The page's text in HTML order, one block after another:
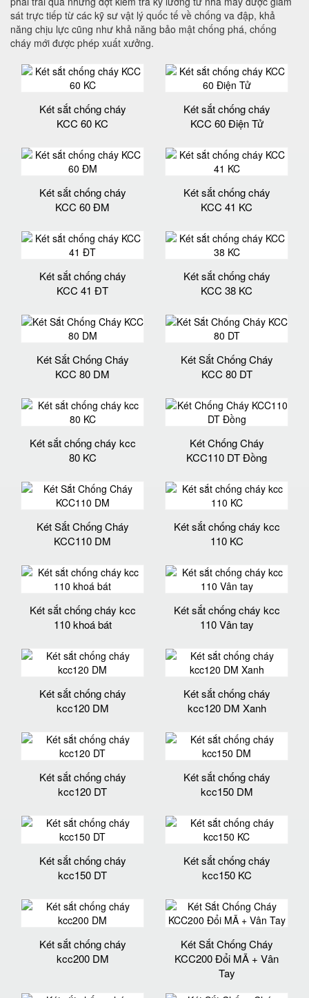
sát trực tiếp từ các kỹ sư vật lý quốc tế về chống va đập, khả
năng chịu lực cũng như khả năng bảo mật chống phá, chống
cháy mới được phép xuất xưởng.
Két sắt chống cháy
KCC 60 KC
Két sắt chống cháy
KCC 60 Điện Tử
Két sắt chống cháy
KCC 60 ĐM
Két sắt chống cháy
KCC 41 KC
Két sắt chống cháy
KCC 41 ĐT
Két sắt chống cháy
KCC 38 KC
Két Sắt Chống Cháy
KCC 80 DM
Két Sắt Chống Cháy
KCC 80 DT
Két sắt chống cháy kcc
80 KC
Két Chống Cháy
KCC110 DT Đồng
Két Sắt Chống Cháy
KCC110 DM
Két sắt chống cháy kcc
110 KC
Két sắt chống cháy kcc
110 khoá bát
Két sắt chống cháy kcc
110 Vân tay
Két sắt chống cháy
kcc120 DM
Két sắt chống cháy
kcc120 DM Xanh
Két sắt chống cháy
kcc120 DT
Két sắt chống cháy
kcc150 DM
Két sắt chống cháy
kcc150 DT
Két sắt chống cháy
kcc150 KC
Két sắt chống cháy
kcc200 DM
Két Sắt Chống Cháy
KCC200 Đổi MÃ + Vân
Tay